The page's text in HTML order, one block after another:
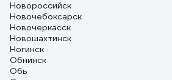
Новороссийск
Новочебоксарск
Новочеркасск
Новошахтинск
Ногинск
Обнинск
Обь